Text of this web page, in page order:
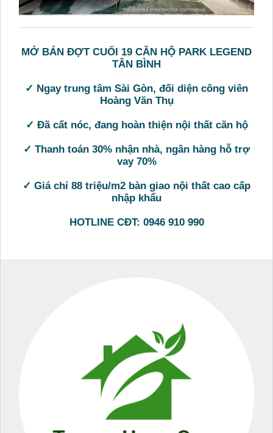
MỞ BÁN ĐỢT CUỐI 19 CĂN HỘ PARK LEGEND
TÂN BÌNH
✓ Ngay trung tâm Sài Gòn, đối diện công viên
Hoàng Văn Thụ
✓ Đã cất nóc, đang hoàn thiện nội thất căn hộ
✓ Thanh toán 30% nhận nhà, ngân hàng hỗ trợ
vay 70%
✓ Giá chỉ 88 triệu/m2 bàn giao nội thất cao cấp
nhập khẩu
HOTLINE CĐT: 0946 910 990